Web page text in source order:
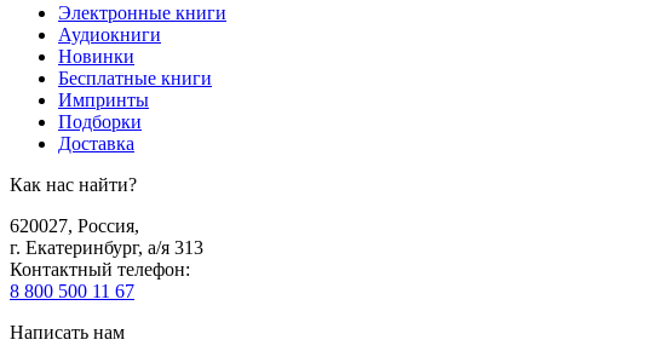
Электронные книги
Аудиокниги
Новинки
Бесплатные книги
Импринты
Подборки
Доставка
Как нас найти?
620027, Россия,
г. Екатеринбург, а/я 313
Контактный телефон:
8 800 500 11 67
Написать нам